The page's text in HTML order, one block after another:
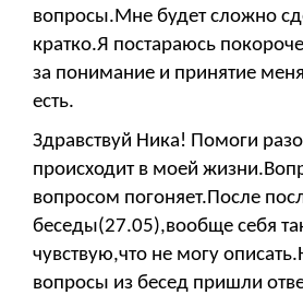
вопросы.Мне будет сложно
кратко.Я постараюсь
за понимание и принятие
есть.
Здравствуй Ника! Помоги
происходит в моей
вопросом погоняет.После
беседы(27.05),вообще себя
чувствую,что не могу
вопросы из бесед пришли